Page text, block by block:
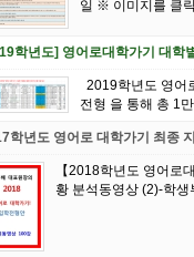
학년도] 영어로대학가기 대학
전형 을 통해 총 1
학년도 영어로 대학가기 최종
【2018학년도 영어로